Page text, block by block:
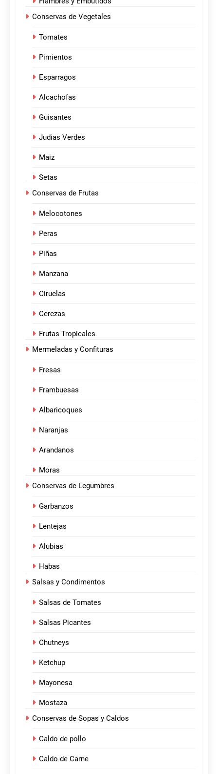
Conservas de Vegetales
Tomates
Pimientos
Esparragos
Alcachofas
Guisantes
Judias Verdes
Maiz
Setas
Conservas de Frutas
Melocotones
Peras
Piñas
Manzana
Ciruelas
Cerezas
Frutas Tropicales
Mermeladas y Confituras
Fresas
Frambuesas
Albaricoques
Naranjas
Arandanos
Moras
Conservas de Legumbres
Garbanzos
Lentejas
Alubias
Habas
Salsas y Condimentos
Salsas de Tomates
Salsas Picantes
Chutneys
Ketchup
Mayonesa
Mostaza
Conservas de Sopas y Caldos
Caldo de pollo
Caldo de Carne